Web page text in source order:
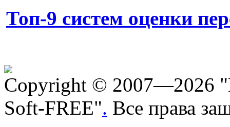
Топ-9 систем оценки
Copyright © 2007—2026
Soft-FREE". Все права